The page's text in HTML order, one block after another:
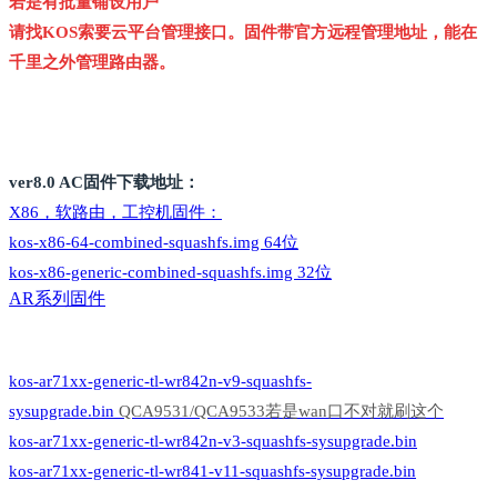
请找KOS索要云平台管理接口。固件带官方远程管理地址，能在
千里之外管理路由器。
ver8.0 AC固件下载地址：
X86，软路由，工控机固件：
kos-x86-64-combined-squashfs.img 64位
kos-x86-generic-combined-squashfs.img 32位
AR系列固件
kos-ar71xx-generic-tl-wr842n-v9-squashfs-
sysupgrade.bin QCA9531/QCA9533若是wan口不对就刷这个
kos-ar71xx-generic-tl-wr842n-v3-squashfs-sysupgrade.bin
kos-ar71xx-generic-tl-wr841-v11-squashfs-sysupgrade.bin